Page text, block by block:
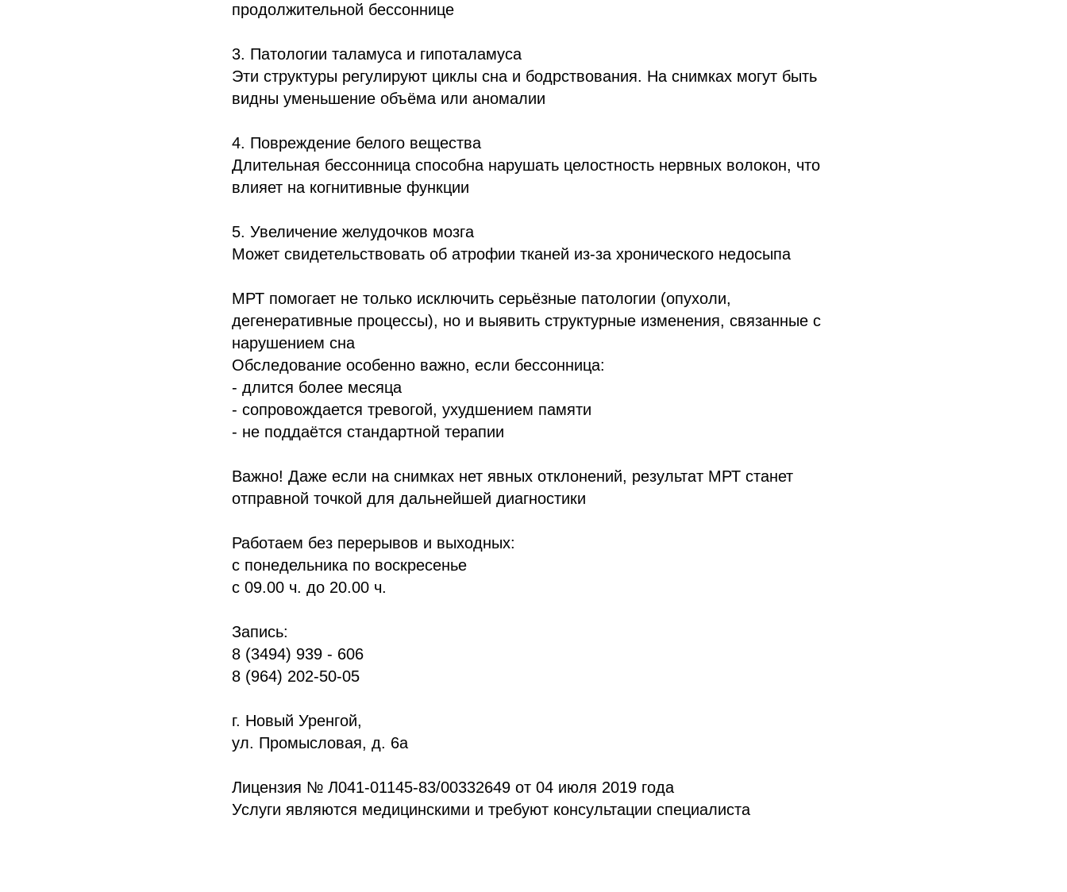
продолжительной бессоннице
3. Патологии таламуса и гипоталамуса
Эти структуры регулируют циклы сна и бодрствования. На снимках могут быть
видны уменьшение объёма или аномалии
4. Повреждение белого вещества
Длительная бессонница способна нарушать целостность нервных волокон, что
влияет на когнитивные функции
5. Увеличение желудочков мозга
Может свидетельствовать об атрофии тканей из-за хронического недосыпа
МРТ помогает не только исключить серьёзные патологии (опухоли,
дегенеративные процессы), но и выявить структурные изменения, связанные с
нарушением сна
Обследование особенно важно, если бессонница:
- длится более месяца
- сопровождается тревогой, ухудшением памяти
- не поддаётся стандартной терапии
Важно! Даже если на снимках нет явных отклонений, результат МРТ станет
отправной точкой для дальнейшей диагностики
Работаем без перерывов и выходных:
с понедельника по воскресенье
с 09.00 ч. до 20.00 ч.
Запись:
8 (3494) 939 - 606
8 (964) 202-50-05
г. Новый Уренгой,
ул. Промысловая, д. 6а
Лицензия № Л041-01145-83/00332649 от 04 июля 2019 года
Услуги являются медицинскими и требуют консультации специалиста